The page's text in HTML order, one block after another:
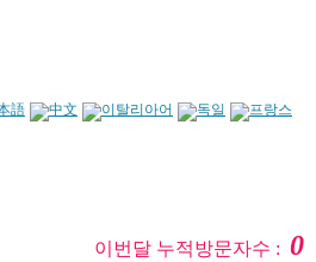
이번달 누적방문자수 :0